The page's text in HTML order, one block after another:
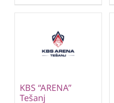
KBS “ARENA”
Tešanj